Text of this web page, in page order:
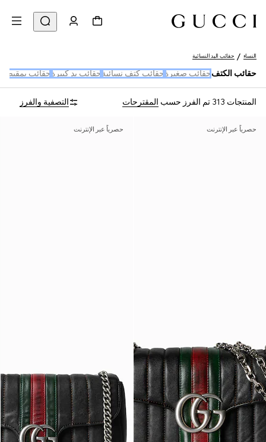
النساء حقائب اليد النسائية
حقائب الكتف حقائب صغيرة حقائب كتف نسائية حقائب يد كبيرة حقائب بمقبض
المنتجات 313 تم الفرز حسب المقترحات التصفية والفرز
حصرياً عبر الإنترنت حصرياً عبر الإنترنت